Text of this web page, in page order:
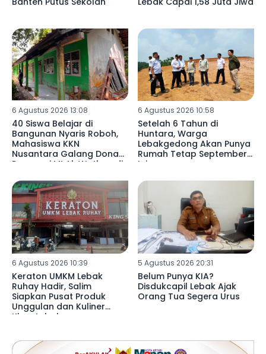
6 Agustus 2026 13:08
40 Siswa Belajar di
Bangunan Nyaris Roboh,
Mahasiswa KKN
Nusantara Galang Donasi
Renovasi MI Al-Wathon di
6 Agustus 2026 10:58
Setelah 6 Tahun di
Huntara, Warga
Lebakgedong Akan Punya
Rumah Tetap September
Ini
6 Agustus 2026 10:39
Keraton UMKM Lebak
Ruhay Hadir, Salim
Siapkan Pusat Produk
Unggulan dan Kuliner
Khas Lebak
5 Agustus 2026 20:31
Belum Punya KIA?
Disdukcapil Lebak Ajak
Orang Tua Segera Urus